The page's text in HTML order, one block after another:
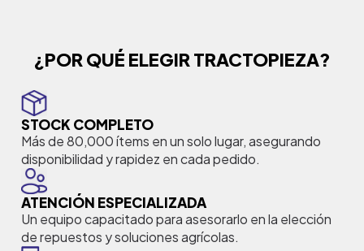
¿POR QUÉ ELEGIR TRACTOPIEZA?
STOCK COMPLETO
Más de 80,000 ítems en un solo lugar, asegurando
disponibilidad y rapidez en cada pedido.
ATENCIÓN ESPECIALIZADA
Un equipo capacitado para asesorarlo en la elección
de repuestos y soluciones agrícolas.